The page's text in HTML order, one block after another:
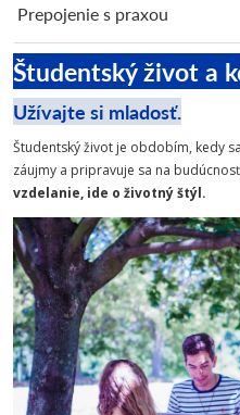
Prepojenie s praxou
Študentský život a
Užívajte si mladosť.
Študentský život je obdobím, kedy
záujmy a pripravuje sa na
vzdelanie, ide o životný štýl.